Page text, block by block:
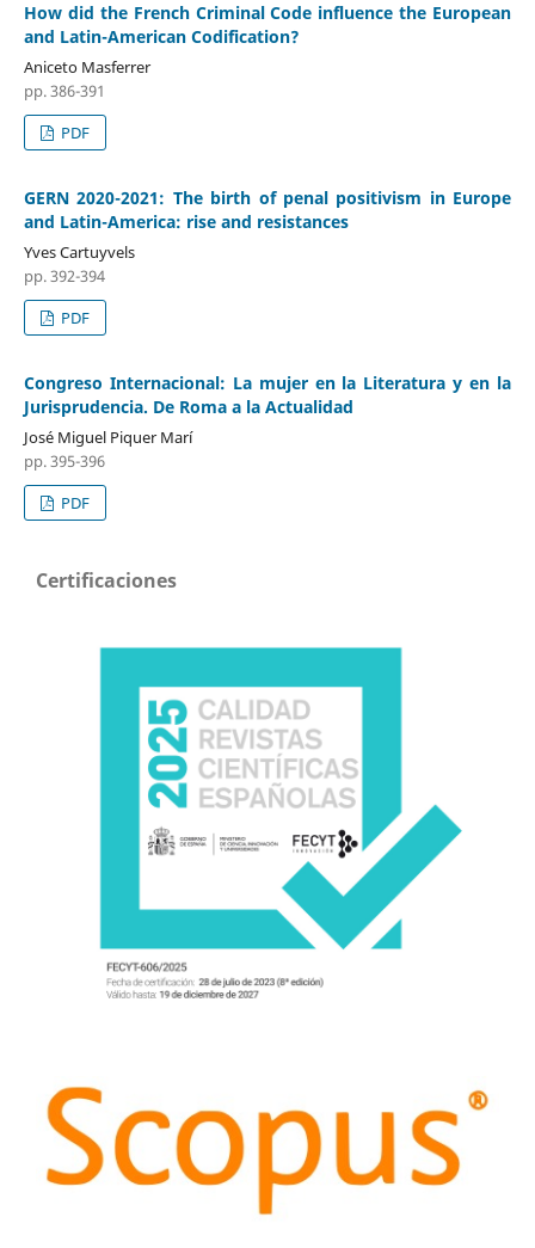
How did the French Criminal Code influence the European
and Latin-American Codification?
Aniceto Masferrer
pp. 386-391
PDF
GERN 2020-2021: The birth of penal positivism in Europe
and Latin-America: rise and resistances
Yves Cartuyvels
pp. 392-394
PDF
Congreso Internacional: La mujer en la Literatura y en la
Jurisprudencia. De Roma a la Actualidad
José Miguel Piquer Marí
pp. 395-396
PDF
Certificaciones